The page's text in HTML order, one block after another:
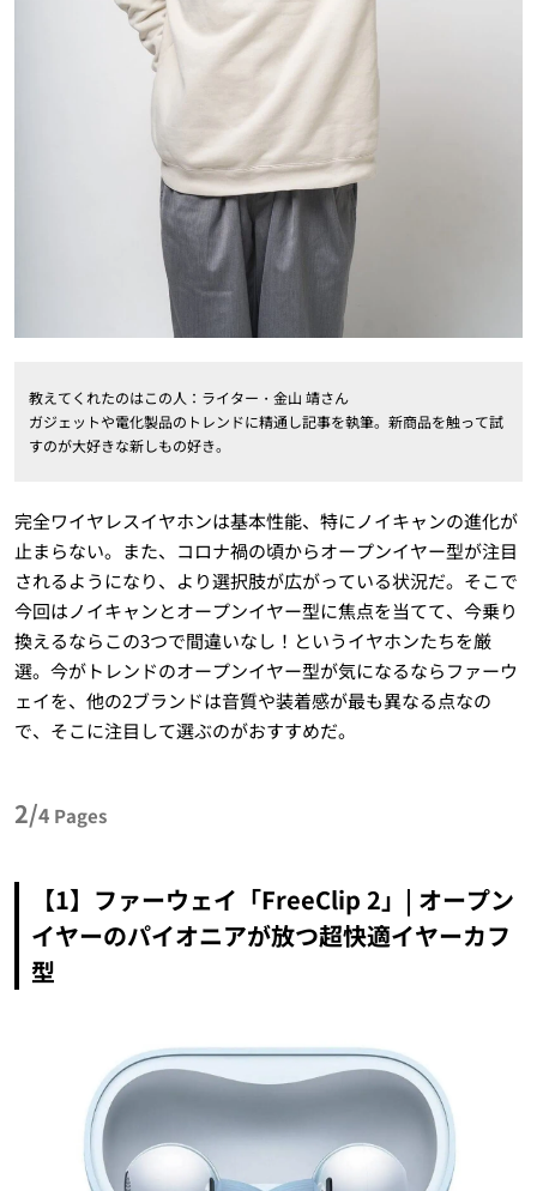
教えてくれたのはこの人：ライター・金山 靖さん
ガジェットや電化製品のトレンドに精通し記事を執筆。新商品を触って試
すのが大好きな新しもの好き。
完全ワイヤレスイヤホンは基本性能、特にノイキャンの進化が
止まらない。また、コロナ禍の頃からオープンイヤー型が注目
されるようになり、より選択肢が広がっている状況だ。そこで
今回はノイキャンとオープンイヤー型に焦点を当てて、今乗り
換えるならこの3つで間違いなし！というイヤホンたちを厳
選。今がトレンドのオープンイヤー型が気になるならファーウ
ェイを、他の2ブランドは音質や装着感が最も異なる点なの
で、そこに注目して選ぶのがおすすめだ。
2/4 Pages
【1】ファーウェイ「FreeClip 2」| オープン
イヤーのパイオニアが放つ超快適イヤーカフ
型